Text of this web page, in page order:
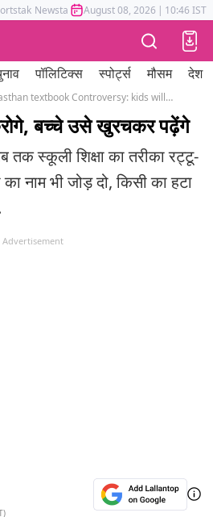
Newstak Mumbai Tak Astrotak
August 08, 2026 | 10:46 IST
पॉलिटिक्स स्पोर्ट्स मौसम देश
Rajasthan textbook Controversy: kids will find their way to read what you ban from the books
बच्चे उसे खुरचकर पढ़ेंगे
तक स्कूली शिक्षा का तरीका रट्टू-
नाम भी जोड़ दो, किसी का हटा
Advertisement